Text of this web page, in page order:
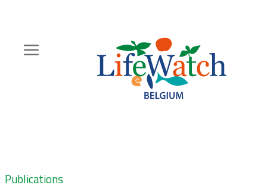
content
Zoeknavigatie
Publications